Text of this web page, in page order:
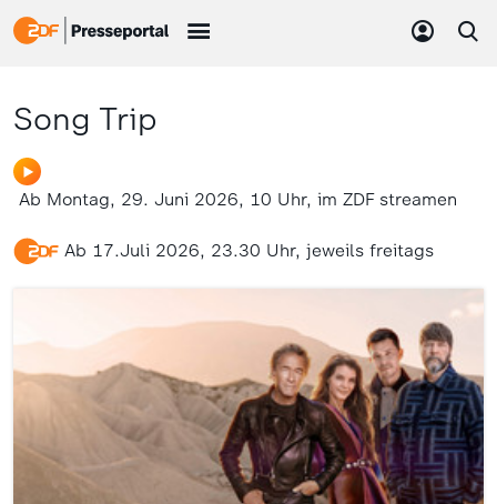
Song Trip
Ab Montag, 29. Juni 2026, 10 Uhr, im ZDF streamen
Ab 17.Juli 2026, 23.30 Uhr, jeweils freitags